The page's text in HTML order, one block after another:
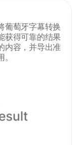
葡萄牙字幕转换
获得可靠的结果
内容，并导出准